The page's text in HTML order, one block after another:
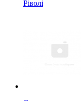
Ріволі